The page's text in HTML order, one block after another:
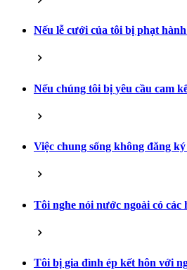
Nếu lễ cưới của tôi bị phạt
Nếu chúng tôi bị yêu cầu cam
Việc chung sống không đăng
Tôi nghe nói nước ngoài có
Tôi bị gia đình ép kết hôn với